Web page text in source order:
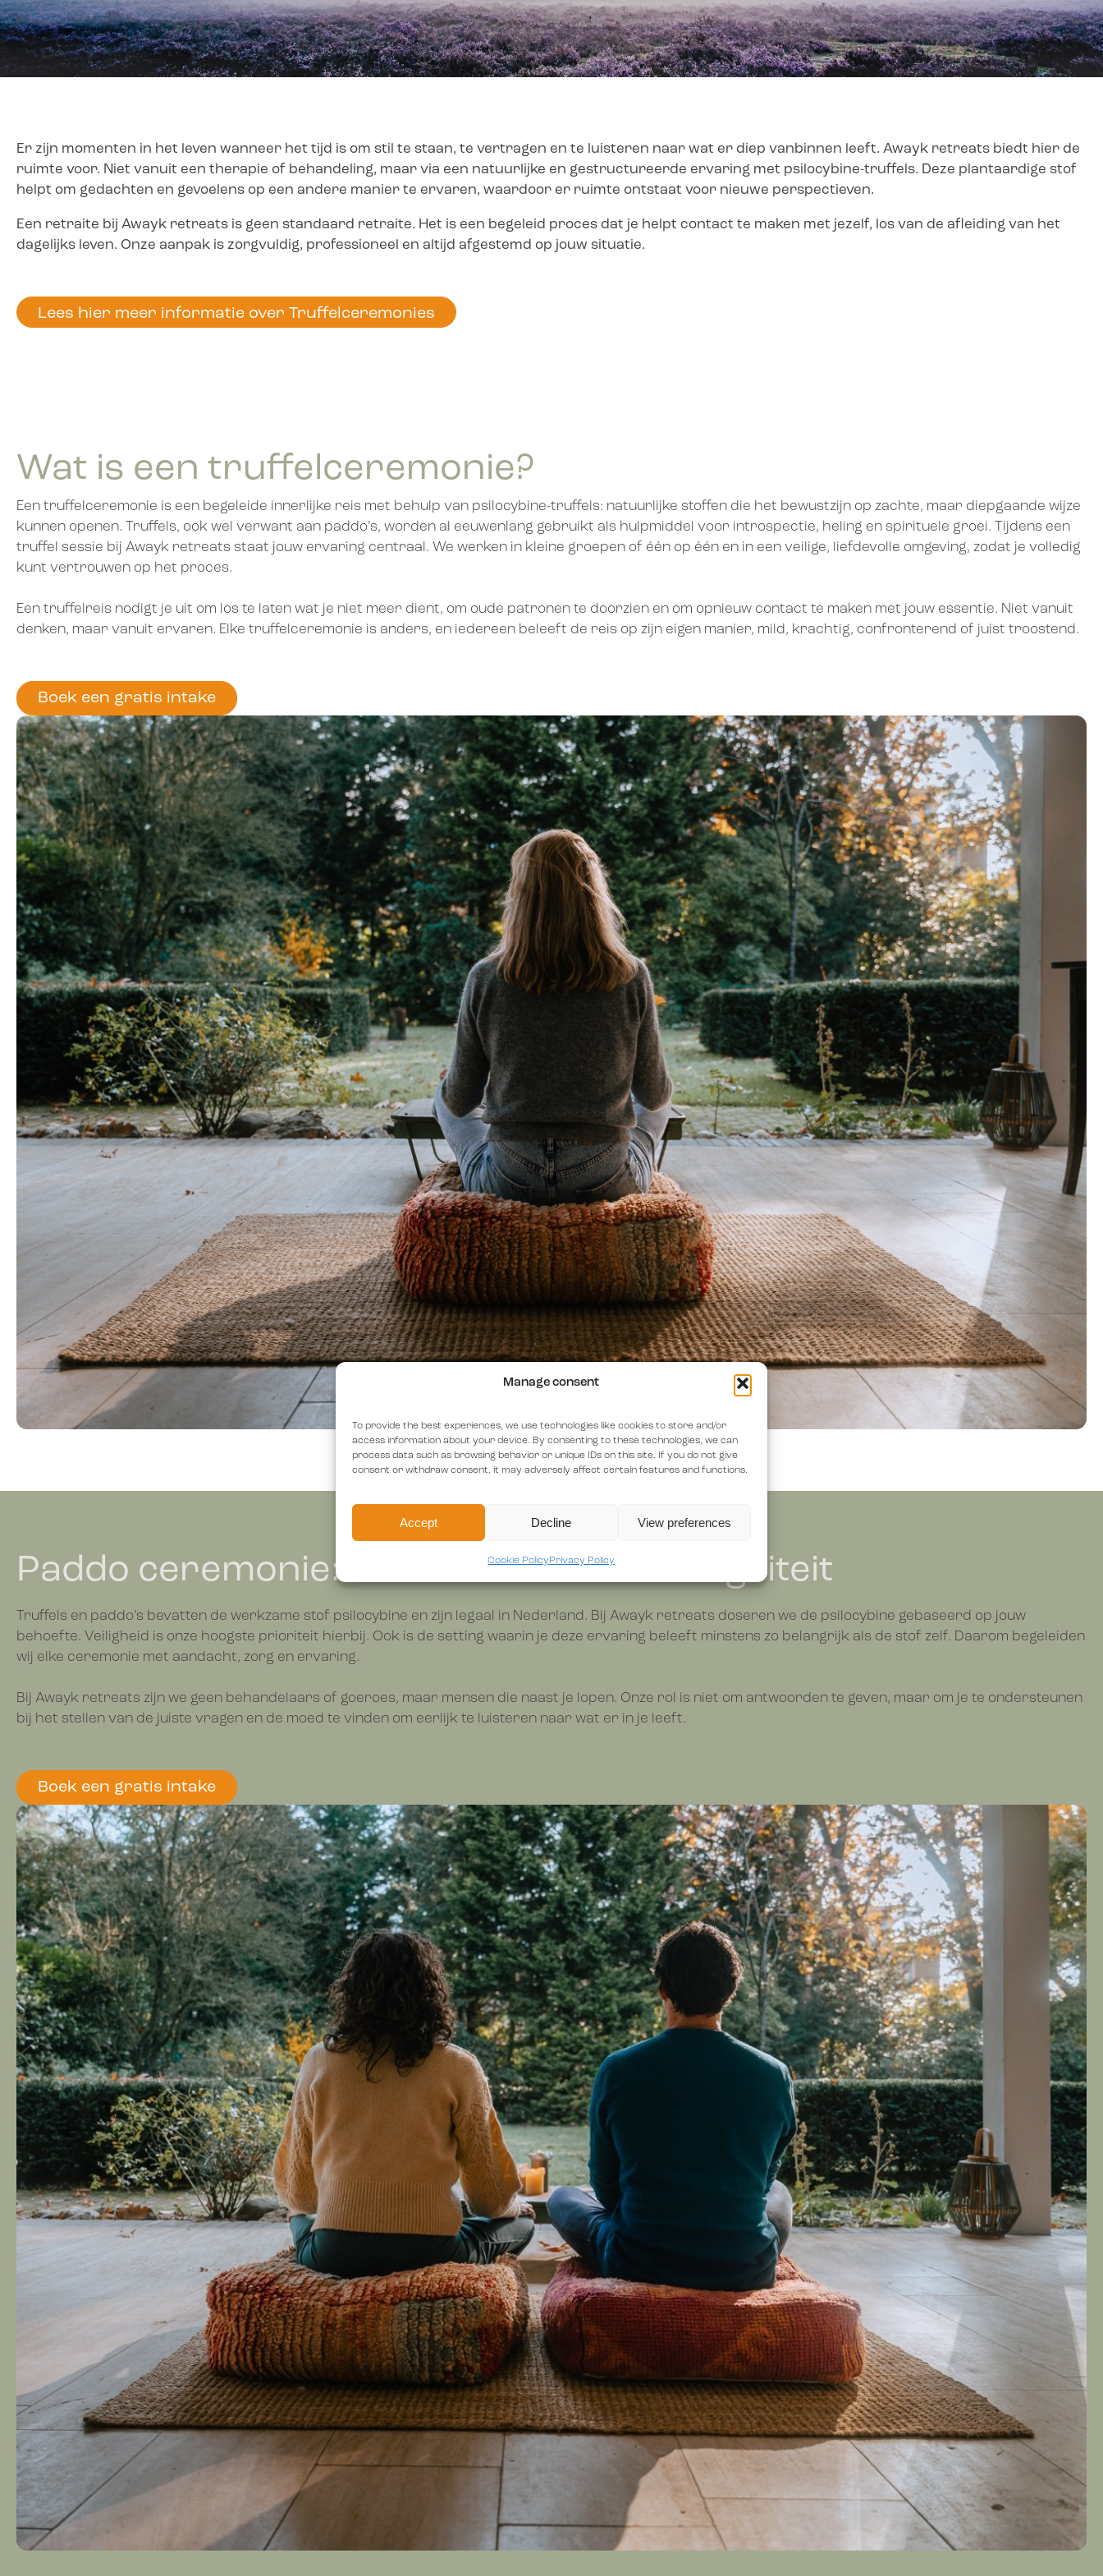
Manage consent
To provide the best experiences, we use technologies like cookies to store and/or
access information about your device. By consenting to these technologies, we can
process data such as browsing behavior or unique IDs on this site. If you do not give
consent or withdraw consent, it may adversely affect certain features and functions.
Accept Decline View preferences
Cookie PolicyPrivacy Policy
Er zijn momenten in het leven wanneer het tijd is om stil te staan, te vertragen en te luisteren naar wat er diep vanbinnen leeft. Awayk retreats biedt hier de
ruimte voor. Niet vanuit een therapie of behandeling, maar via een natuurlijke en gestructureerde ervaring met psilocybine-truffels. Deze plantaardige stof
helpt om gedachten en gevoelens op een andere manier te ervaren, waardoor er ruimte ontstaat voor nieuwe perspectieven.
Een retraite bij Awayk retreats is geen standaard retraite. Het is een begeleid proces dat je helpt contact te maken met jezelf, los van de afleiding van het
dagelijks leven. Onze aanpak is zorgvuldig, professioneel en altijd afgestemd op jouw situatie.
Lees hier meer informatie over Truffelceremonies
Wat is een truffelceremonie?
Een truffelceremonie is een begeleide innerlijke reis met behulp van psilocybine-truffels: natuurlijke stoffen die het bewustzijn op zachte, maar diepgaande wijze
kunnen openen. Truffels, ook wel verwant aan paddo’s, worden al eeuwenlang gebruikt als hulpmiddel voor introspectie, heling en spirituele groei. Tijdens een
truffel sessie bij Awayk retreats staat jouw ervaring centraal. We werken in kleine groepen of één op één en in een veilige, liefdevolle omgeving, zodat je volledig
kunt vertrouwen op het proces.
Een truffelreis nodigt je uit om los te laten wat je niet meer dient, om oude patronen te doorzien en om opnieuw contact te maken met jouw essentie. Niet vanuit
denken, maar vanuit ervaren. Elke truffelceremonie is anders, en iedereen beleeft de reis op zijn eigen manier, mild, krachtig, confronterend of juist troostend.
Boek een gratis intake
Paddo ceremonie: met aandacht en integriteit
Truffels en paddo’s bevatten de werkzame stof psilocybine en zijn legaal in Nederland. Bij Awayk retreats doseren we de psilocybine gebaseerd op jouw
behoefte. Veiligheid is onze hoogste prioriteit hierbij. Ook is de setting waarin je deze ervaring beleeft minstens zo belangrijk als de stof zelf. Daarom begeleiden
wij elke ceremonie met aandacht, zorg en ervaring.
Bij Awayk retreats zijn we geen behandelaars of goeroes, maar mensen die naast je lopen. Onze rol is niet om antwoorden te geven, maar om je te ondersteunen
bij het stellen van de juiste vragen en de moed te vinden om eerlijk te luisteren naar wat er in je leeft.
Boek een gratis intake